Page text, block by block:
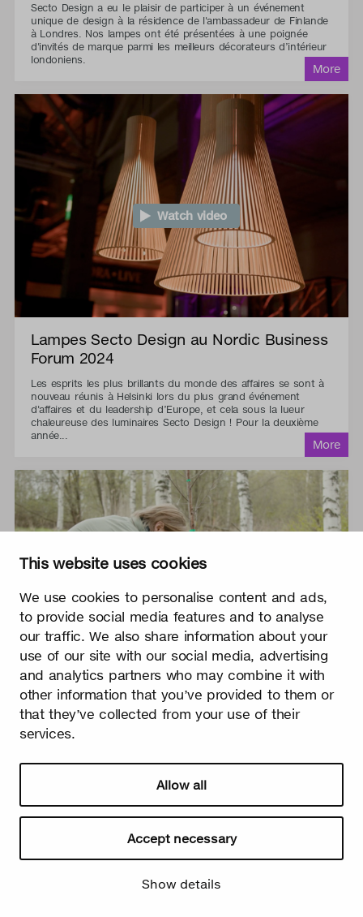
This website uses cookies
We use cookies to personalise content and ads,
to provide social media features and to analyse
our traffic. We also share information about your
use of our site with our social media, advertising
and analytics partners who may combine it with
other information that you’ve provided to them or
that they’ve collected from your use of their
services.
Allow all
Accept necessary
Show details
Secto Design a eu le plaisir de participer à un événement
unique de design à la résidence de l'ambassadeur de Finlande
à Londres. Nos lampes ont été présentées à une poignée
d'invités de marque parmi les meilleurs décorateurs d’intérieur
londoniens.
Watch video
Lampes Secto Design au Nordic Business
Forum 2024
Les esprits les plus brillants du monde des affaires se sont à
nouveau réunis à Helsinki lors du plus grand événement
d'affaires et du leadership d’Europe, et cela sous la lueur
chaleureuse des luminaires Secto Design ! Pour la deuxième
année...
Watch video
Printemps
Il n'y a pas de meilleur signe de l'arrivée du printemps que les
arbres. Enfin, le long hiver froid est terminé et la lumière prend